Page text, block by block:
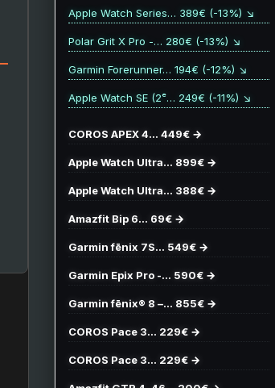
Apple Watch Series… 389€ (-13%) ↘
Polar Grit X Pro -… 280€ (-13%) ↘
Garmin Forerunner… 194€ (-12%) ↘
Apple Watch SE (2ᵉ… 249€ (-11%) ↘
COROS APEX 4… 449€ →
Apple Watch Ultra… 899€ →
Apple Watch Ultra… 388€ →
Amazfit Bip 6… 69€ →
Garmin fēnix 7S… 549€ →
Garmin Epix Pro -… 590€ →
Garmin fēnix® 8 –… 855€ →
COROS Pace 3… 229€ →
COROS Pace 3… 229€ →